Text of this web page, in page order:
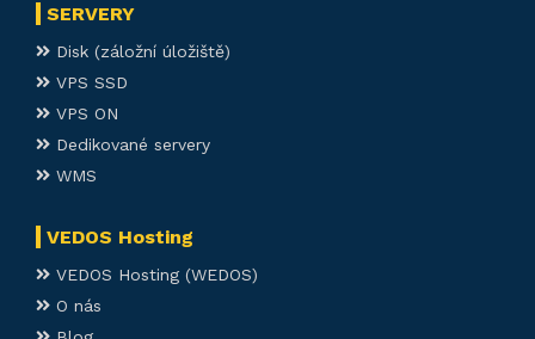
SERVERY
Disk (záložní úložiště)
VPS SSD
VPS ON
Dedikované servery
WMS
VEDOS Hosting
VEDOS Hosting (WEDOS)
O nás